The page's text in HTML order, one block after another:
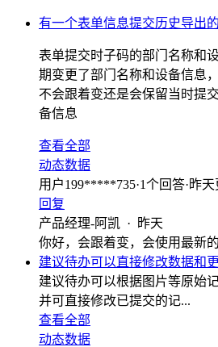
有一个表单信息提交历史导出的
表单提交时子码的部门名称和
期变更了部门名称和设备信息
不会跟着变还是会保留当时提
备信息
查看全部
动态数据
用户199*****735·1个回答·昨
回复
产品经理-阿凯 ·
昨天
你好，会跟着变，会使用最新
建议待办可以直接修改数据和
建议待办可以根据图片等原始
并可直接修改已提交的记...
查看全部
动态数据